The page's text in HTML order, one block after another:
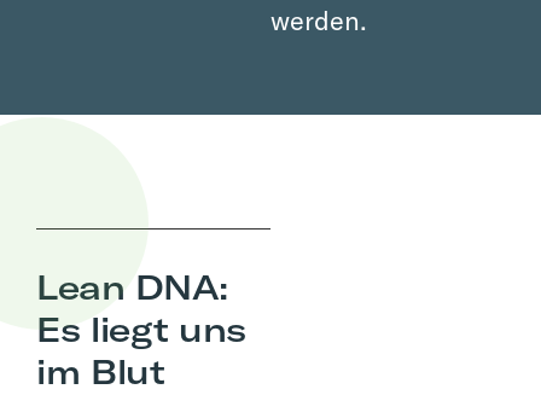
werden.
Lean DNA:
Es liegt uns
im Blut